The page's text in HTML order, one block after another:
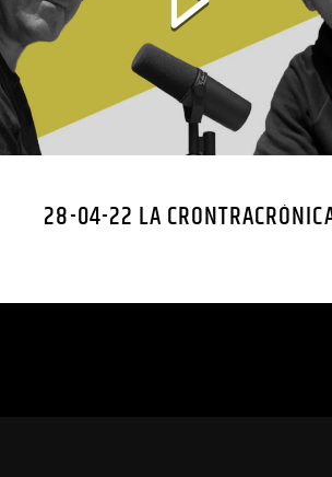
28-04-22 LA